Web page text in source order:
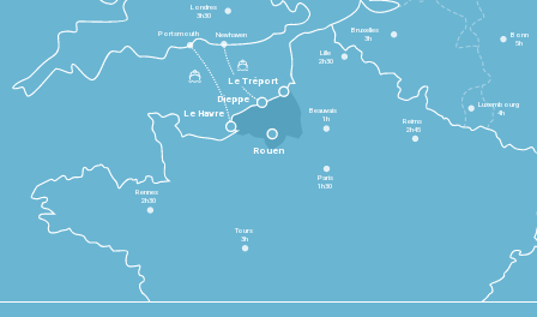
Le Havre
Dieppe
Le Tréport
Rennes
2h30
Tours
3h
Paris
1h30
Beauvais
1h
Reims
2h45
Lille
2h30
Bruxelles
3h
Londres
3h30
Newhaven
Portsmouth
Bonn
5h
Luxembourg
4h
Rouen